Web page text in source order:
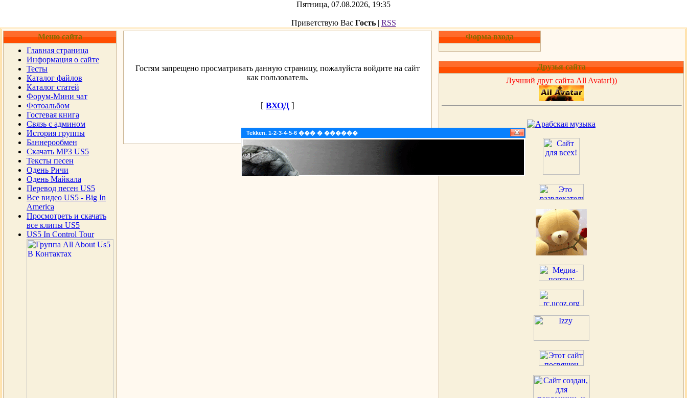
Пятница, 07.08.2026, 19:35
Приветствую Вас Гость| RSS
Меню сайта
Главная страница
Информация о сайте
Тесты
Каталог файлов
Каталог статей
Форум-Мини чат
Фотоальбом
Гостевая книга
Cвязь с админом
История группы
Баннерообмен
Скачать MP3 US5
Тексты песен
Одень Ричи
Одень Майкала
Перевод песен US5
Все видео US5 - Big In
America
Просмотреть и скачать
все клипы US5
US5 In Control Tour
Tekken. 1-2-3-4-5-6 ��� � ������
Гостям запрещено просматривать данную страницу, пожалуйста войдите на сайт
как пользователь.
[ ВХОД ]
Форма входа
Друзья сайта
Лучший друг сайта All Avatar!))